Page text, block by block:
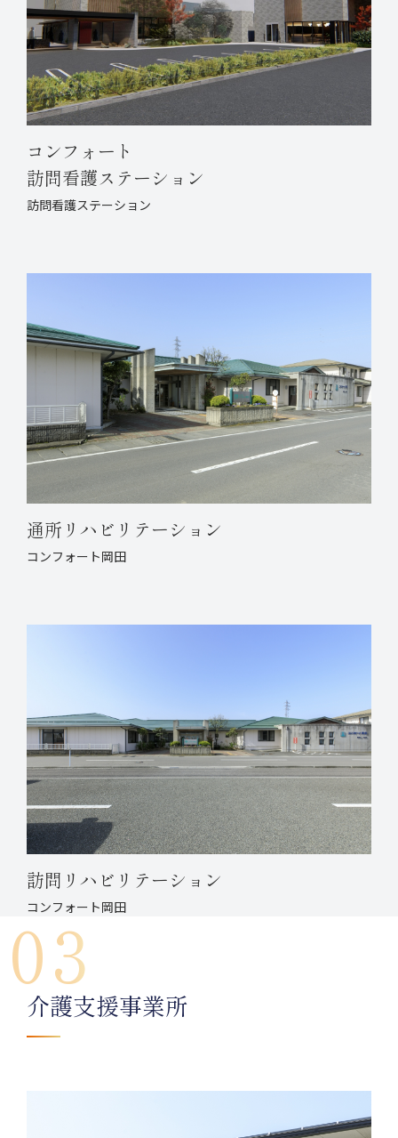
コンフォート
訪問看護ステーション
訪問看護ステーション
通所リハビリテーション
コンフォート岡田
訪問リハビリテーション
コンフォート岡田
03
介護支援事業所